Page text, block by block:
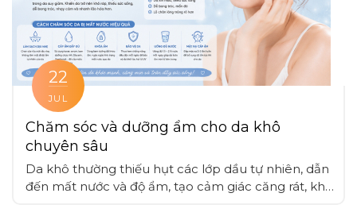
22
JUL
Chăm sóc và dưỡng ẩm cho da khô
chuyên sâu
Da khô thường thiếu hụt các lớp dầu tự nhiên, dẫn
đến mất nước và độ ẩm, tạo cảm giác căng rát, khó